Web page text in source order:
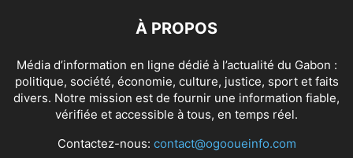
À PROPOS
Média d’information en ligne dédié à l’actualité du Gabon :
politique, société, économie, culture, justice, sport et faits
divers. Notre mission est de fournir une information fiable,
vérifiée et accessible à tous, en temps réel.
Contactez-nous: contact@ogooueinfo.com